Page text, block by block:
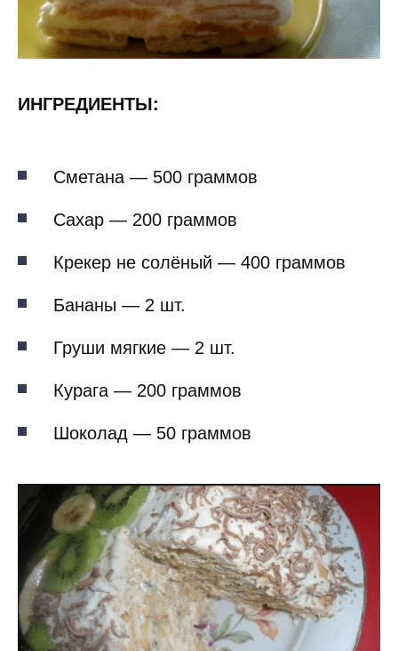
ИНГРЕДИЕНТЫ:
Сметана — 500 граммов
Сахар — 200 граммов
Крекер не солёный — 400 граммов
Бананы — 2 шт.
Груши мягкие — 2 шт.
Курага — 200 граммов
Шоколад — 50 граммов